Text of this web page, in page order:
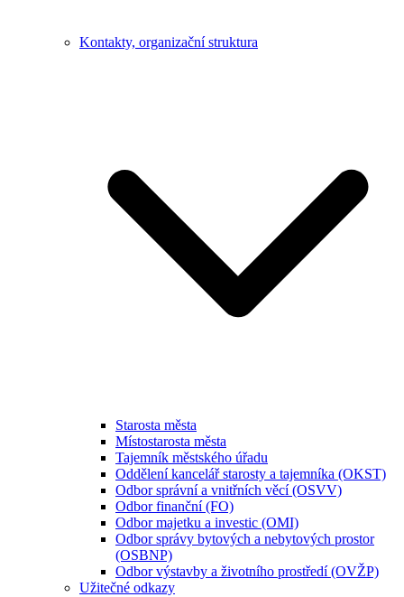
Kontakty, organizační struktura
Starosta města
Místostarosta města
Tajemník městského úřadu
Oddělení kancelář starosty a tajemníka (OKST)
Odbor správní a vnitřních věcí (OSVV)
Odbor finanční (FO)
Odbor majetku a investic (OMI)
Odbor správy bytových a nebytových prostor
(OSBNP)
Odbor výstavby a životního prostředí (OVŽP)
Užitečné odkazy